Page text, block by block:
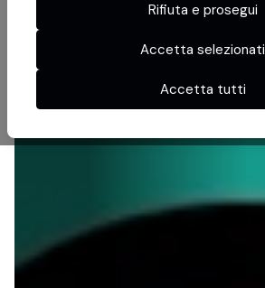
Rifiuta e prosegui
Accetta selezionati
Accetta tutti